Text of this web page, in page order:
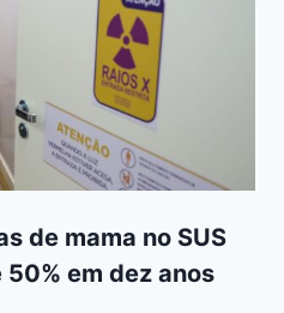
de mama no SUS
em dez anos